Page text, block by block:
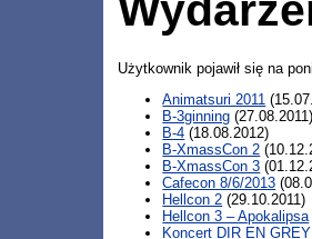
Użytkownik pojawił się na
Animatsuri 2011
B-3ginning (27.08.2011)
B-4 (18.08.2012)
B-XmassCon 2
B-XmassCon 3
Cafecon 8/6/2013
Hellcon 2 (29.10.2011)
Hellcon 3 – Apokalipsa
Koncert DIR EN